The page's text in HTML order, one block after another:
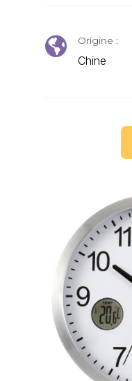
 Origine :
Chine